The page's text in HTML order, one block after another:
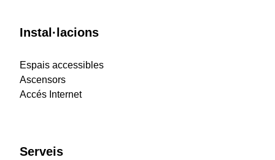
Instal·lacions
Espais accessibles
Ascensors
Accés Internet
Serveis